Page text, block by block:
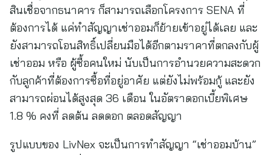
สินเชื่อจากธนาคาร ก็สามารถเลือกโครงการ SENA ที่
ต้องการได้ แค่ทำสัญญาเช่าออมก็ย้ายเข้าอยู่ได้เลย และ
ยังสามารถโอนสิทธิ์เปลี่ยนมือได้อีกตามราคาที่ตกลงกับผู้
เช่าออม หรือ ผู้ซื้อคนใหม่ นับเป็นการอำนวยความสะดวก
กับลูกค้าที่ต้องการซื้อที่อยู่อาศัย แต่ยังไม่พร้อมกู้ และยัง
สามารถผ่อนได้สูงสุด 36 เดือน ในอัตราดอกเบี้ยพิเศษ
1.8 % คงที่ ลดต้น ลดดอก ตลอดสัญญา
รูปแบบของ LivNex จะเป็นการทำสัญญา “เช่าออมบ้าน”